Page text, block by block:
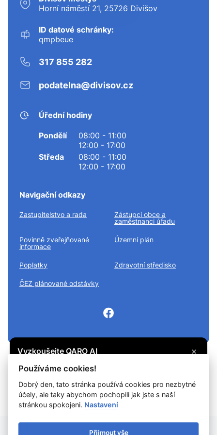
Horní náměstí 21, 25726 Divišov
ID datové schránky:
qmpbeue
317 855 282
podatelna@divisov.cz
Úřední hodiny
Pondělí
08:00 - 11:00
12:00 - 17:00
Středa
08:00 - 11:00
12:00 - 17:00
Navigační odkazy
Zastupitelstvo a rada
Zástupci obce a
zaměstnanci úřadu
Povinně zveřejňované
informace
Územní plán
Poplatky Zdravotní středisko
ČEZ plánované odstávky
© 2026Divišov městys Všechna práva vyhrazena
Snadné čtení
Prohlášení o ochraně soukromí Prohlášení o přístupnosti
×
Vyzkoušejte QARO AI
Máte otázku? Zeptejte se na cokoli, co vás
Vyzkoušet
Používáme cookies!
Dobrý den, tato stránka používá cookies pro nezbytné
účely, ale taky abychom pochopili jak jste s naší
stránkou spokojeni. Nastavení
Přijmout vše